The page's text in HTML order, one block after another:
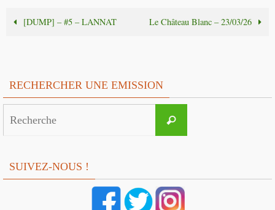
[DUMP] – #5 – LANNAT Le Château Blanc – 23/03/26
RECHERCHER UNE EMISSION
Recherche
SUIVEZ-NOUS !